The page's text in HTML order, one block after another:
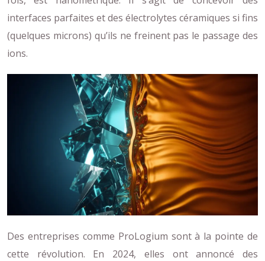
interfaces parfaites et des électrolytes céramiques si fins
(quelques microns) qu’ils ne freinent pas le passage des
ions.
Des entreprises comme ProLogium sont à la pointe de
cette révolution. En 2024, elles ont annoncé des